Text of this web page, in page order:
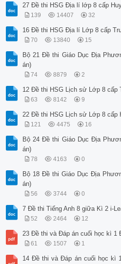
27 Đề thi HSG Địa lí lớp 8 cấp
139 14407 32
16 Đề thi HSG Địa lí Lớp 8 cấp
70 13840 15
Bộ 21 Đề thi Giáo Dục Địa
án)
74 8879 2
12 Đề thi HSG Lịch sử Lớp 8 cấp
63 8142 9
22 Đề thi HSG Lịch sử Lớp 8 cấp
121 4475 16
Bộ 24 Đề thi Giáo Dục Địa
án)
78 4163 0
Bộ 18 Đề thi Giáo Dục Địa
án)
56 3744 0
7 Đề thi Tiếng Anh 8 giữa Kì 2 i-
52 2464 12
23 Đề thi và Đáp án cuối học kì 1
61 1507 1
14 Đề thi và Đáp án cuối học kì